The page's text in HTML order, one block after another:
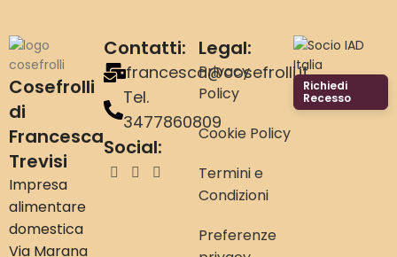
Cosefrolli
di
Francesca
Trevisi
Impresa
alimentare
domestica
Via Marana
Contatti:
francesca@cosefrolli.it
Tel.
3477860809
Social:
Legal:
Privacy
Policy
Cookie Policy
Termini e
Condizioni
Preferenze
Richiedi
Recesso